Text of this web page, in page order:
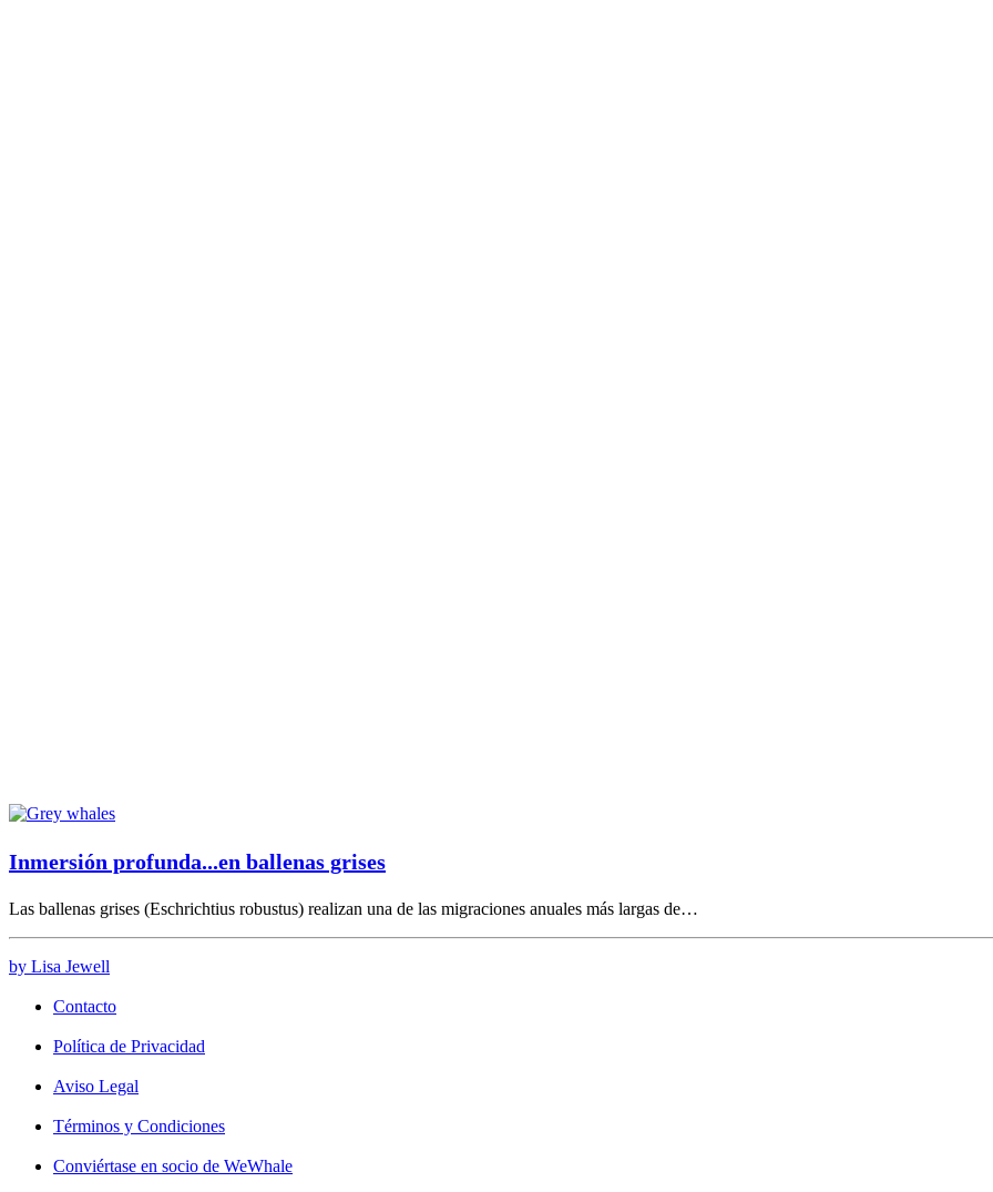
Inmersión profunda...en ballenas grises
Las ballenas grises (Eschrichtius robustus) realizan una de las migraciones anuales más largas de…
by Lisa Jewell
Contacto
Política de Privacidad
Aviso Legal
Términos y Condiciones
Conviértase en socio de WeWhale